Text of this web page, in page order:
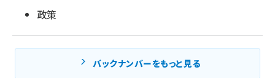
政策
バックナンバーをもっと見る